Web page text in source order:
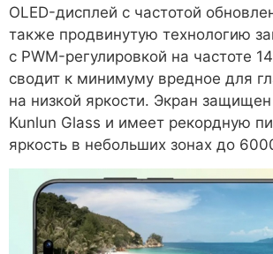
OLED-дисплей с частотой
также продвинутую технологию
с PWM-регулировкой на частоте
сводит к минимуму вредное для
на низкой яркости. Экран
Kunlun Glass и имеет рекордную
яркость в небольших зонах до